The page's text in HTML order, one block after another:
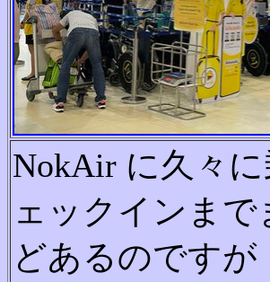
NokAir に久々
ェックインまで
どあるのです